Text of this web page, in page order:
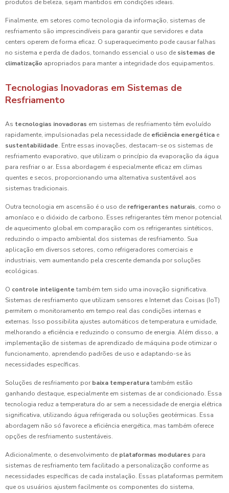
produtos de beleza, sejam mantidos em condições ideais.
Finalmente, em setores como tecnologia da informação, sistemas de
resfriamento são imprescindíveis para garantir que servidores e data
centers operem de forma eficaz. O superaquecimento pode causar falhas
no sistema e perda de dados, tornando essencial o uso de sistemas de
climatização apropriados para manter a integridade dos equipamentos.
Tecnologias Inovadoras em Sistemas de
Resfriamento
As tecnologias inovadoras em sistemas de resfriamento têm evoluído
rapidamente, impulsionadas pela necessidade de eficiência energética e
sustentabilidade. Entre essas inovações, destacam-se os sistemas de
resfriamento evaporativo, que utilizam o princípio da evaporação da água
para resfriar o ar. Essa abordagem é especialmente eficaz em climas
quentes e secos, proporcionando uma alternativa sustentável aos
sistemas tradicionais.
Outra tecnologia em ascensão é o uso de refrigerantes naturais, como o
amoníaco e o dióxido de carbono. Esses refrigerantes têm menor potencial
de aquecimento global em comparação com os refrigerantes sintéticos,
reduzindo o impacto ambiental dos sistemas de resfriamento. Sua
aplicação em diversos setores, como refrigeradores comerciais e
industriais, vem aumentando pela crescente demanda por soluções
ecológicas.
O controle inteligente também tem sido uma inovação significativa.
Sistemas de resfriamento que utilizam sensores e Internet das Coisas (IoT)
permitem o monitoramento em tempo real das condições internas e
externas. Isso possibilita ajustes automáticos de temperatura e umidade,
melhorando a eficiência e reduzindo o consumo de energia. Além disso, a
implementação de sistemas de aprendizado de máquina pode otimizar o
funcionamento, aprendendo padrões de uso e adaptando-se às
necessidades específicas.
Soluções de resfriamento por baixa temperaturatambém estão
ganhando destaque, especialmente em sistemas de ar condicionado. Essa
tecnologia reduz a temperatura do ar sem a necessidade de energia elétrica
significativa, utilizando água refrigerada ou soluções geotérmicas. Essa
abordagem não só favorece a eficiência energética, mas também oferece
opções de resfriamento sustentáveis.
Adicionalmente, o desenvolvimento de plataformas modulares para
sistemas de resfriamento tem facilitado a personalização conforme as
necessidades específicas de cada instalação. Essas plataformas permitem
que os usuários ajustem facilmente os componentes do sistema,